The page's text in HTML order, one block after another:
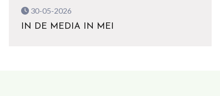
30-05-2026
IN DE MEDIA IN MEI